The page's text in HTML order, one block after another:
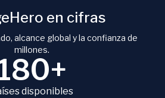
en cifras
alcance global y la confianza de
millones.
disponibles